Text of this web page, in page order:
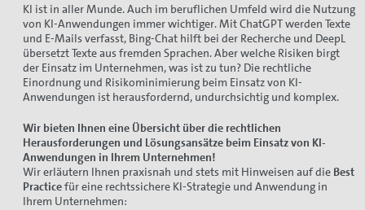
KI ist in aller Munde. Auch im beruflichen Umfeld wird die Nutzung
von KI-Anwendungen immer wichtiger. Mit ChatGPT werden Texte
und E-Mails verfasst, Bing-Chat hilft bei der Recherche und DeepL
übersetzt Texte aus fremden Sprachen. Aber welche Risiken birgt
der Einsatz im Unternehmen, was ist zu tun? Die rechtliche
Einordnung und Risikominimierung beim Einsatz von KI-
Anwendungen ist herausfordernd, undurchsichtig und komplex.
Wir bieten Ihnen eine Übersicht über die rechtlichen
Herausforderungen und Lösungsansätze beim Einsatz von KI-
Anwendungen in Ihrem Unternehmen!
Wir erläutern Ihnen praxisnah und stets mit Hinweisen auf die Best
Practicefür eine rechtssichere KI-Strategie und Anwendung in
Ihrem Unternehmen: